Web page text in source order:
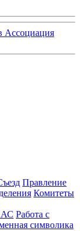
Правление
Комитеты
Работа с
символика